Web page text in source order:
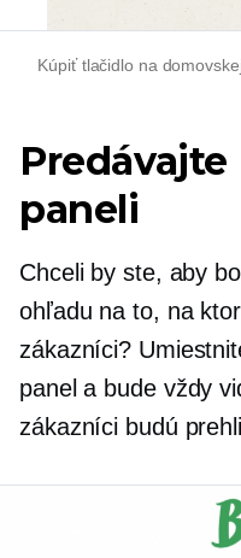
Kúpiť tlačidlo na
paneli
Chceli by ste, aby
ohľadu na to, na
zákazníci?
panel a bude vždy
zákazníci budú